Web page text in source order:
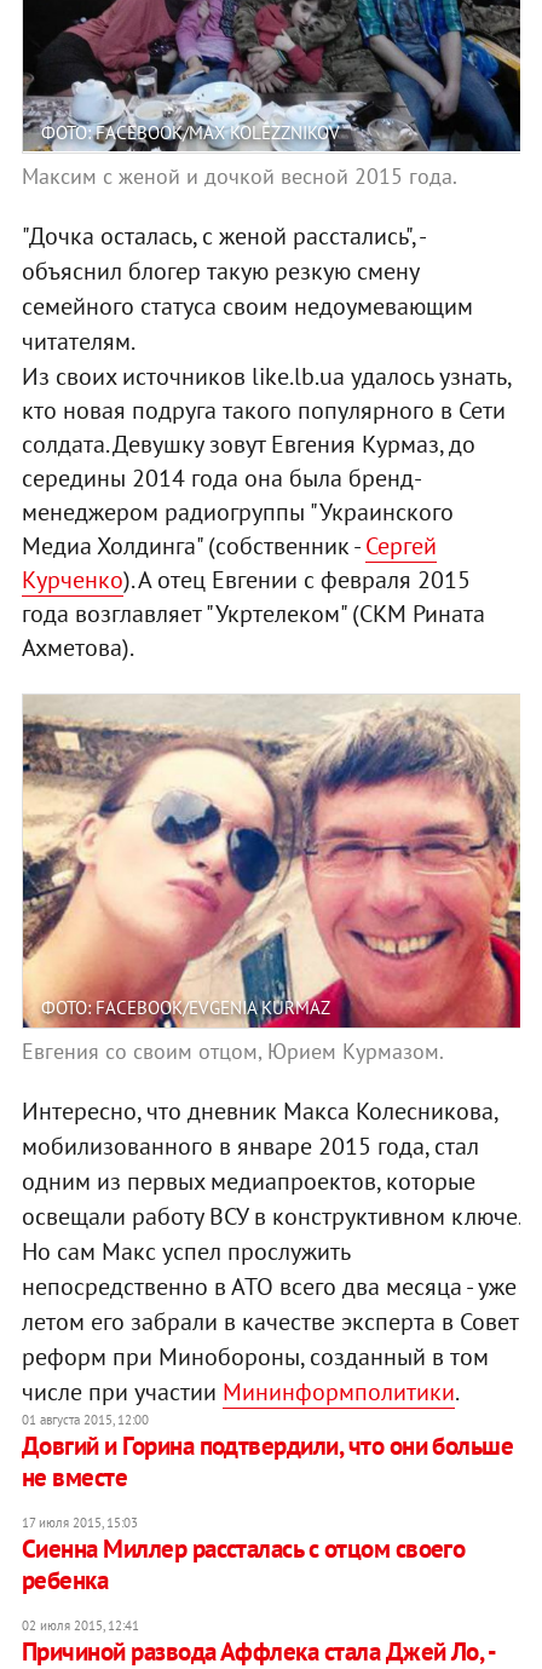
ФОТО: FACEBOOK/MAX KOLEZZNIKOV
Максим с женой и дочкой весной 2015 года.
"Дочка осталась, с женой расстались", -
объяснил блогер такую резкую смену
семейного статуса своим недоумевающим
читателям.
Из своих источников like.lb.ua удалось узнать,
кто новая подруга такого популярного в Сети
солдата. Девушку зовут Евгения Курмаз, до
середины 2014 года она была бренд-
менеджером радиогруппы "Украинского
Медиа Холдинга" (собственник -Сергей
Курченко). А отец Евгении с февраля 2015
года возглавляет "Укртелеком" (СКМ Рината
Ахметова).
ФОТО: FACEBOOK/EVGENIA KURMAZ
Евгения со своим отцом, Юрием Курмазом.
Интересно, что дневник Макса Колесникова,
мобилизованного в январе 2015 года, стал
одним из первых медиапроектов, которые
освещали работу ВСУ в конструктивном ключе.
Но сам Макс успел прослужить
непосредственно в АТО всего два месяца - уже
летом его забрали в качестве эксперта в Совет
реформ при Минобороны, созданный в том
числе при участии Мининформполитики.
01 августа 2015, 12:00
Довгий и Горина подтвердили, что они больше
не вместе
17 июля 2015, 15:03
Сиенна Миллер рассталась с отцом своего
ребенка
02 июля 2015, 12:41
Причиной развода Аффлека стала Джей Ло, -